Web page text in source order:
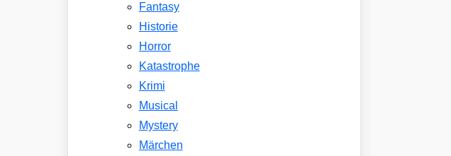
Fantasy
Historie
Horror
Katastrophe
Krimi
Musical
Mystery
Märchen